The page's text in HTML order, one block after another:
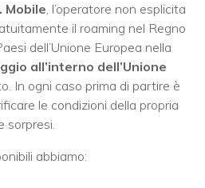
Mobile, l’operatore non esplicita
il roaming nel Regno
dell’Unione Europea nella
all’interno dell’Unione
In ogni caso prima di partire è
le condizioni della propria
sorpresi.
abbiamo: